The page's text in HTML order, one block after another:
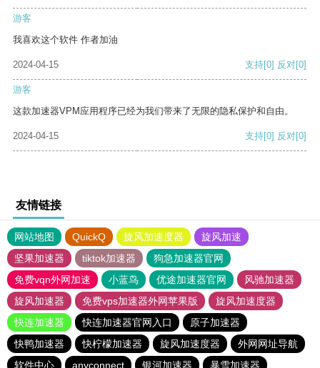
游客
我喜欢这个软件 作者加油
2024-04-15 支持[0] 反对[0]
游客
这款加速器VPM应用程序已经为我们带来了无限的隐私保护和自由。
2024-04-15 支持[0] 反对[0]
友情链接
网站地图 QuickQ 旋风加速度器
旋风加速
坚果加速器
tiktok加速器
狗急加速器官网
免费vqn外网加速
小蓝鸟 优途加速器官网
风驰加速器
旋风加速器
免费vps加速器外网苹果版
旋风加速度器
快连加速器
快连加速器官网入口
原子加速器
快鸭加速器
快柠檬加速器 旋风加速度器
外网网址导航
软件中心
anyconnect 银河加速器 暴雪加速器